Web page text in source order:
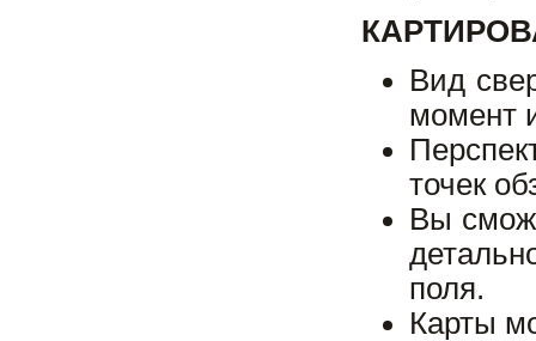
Вид
момент
точек
Вы
поля.
Карты